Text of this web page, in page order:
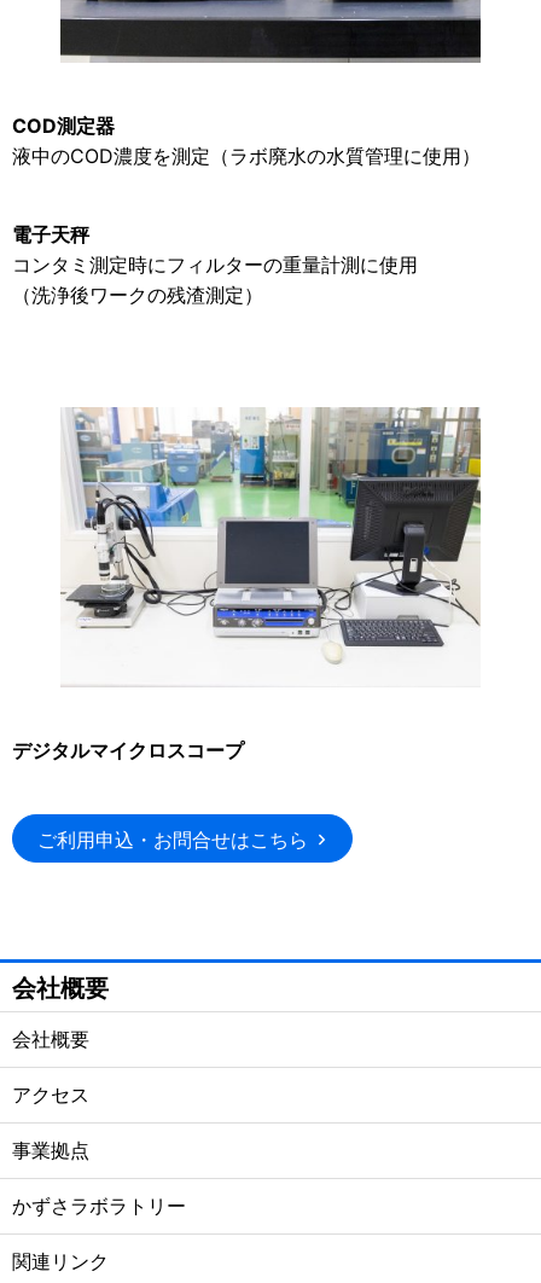
COD測定器
液中のCOD濃度を測定（ラボ廃水の水質管理に使用）
電子天秤
コンタミ測定時にフィルターの重量計測に使用
（洗浄後ワークの残渣測定）
デジタルマイクロスコープ
ご利用申込・お問合せはこちら
会社概要
会社概要
アクセス
事業拠点
かずさラボラトリー
関連リンク